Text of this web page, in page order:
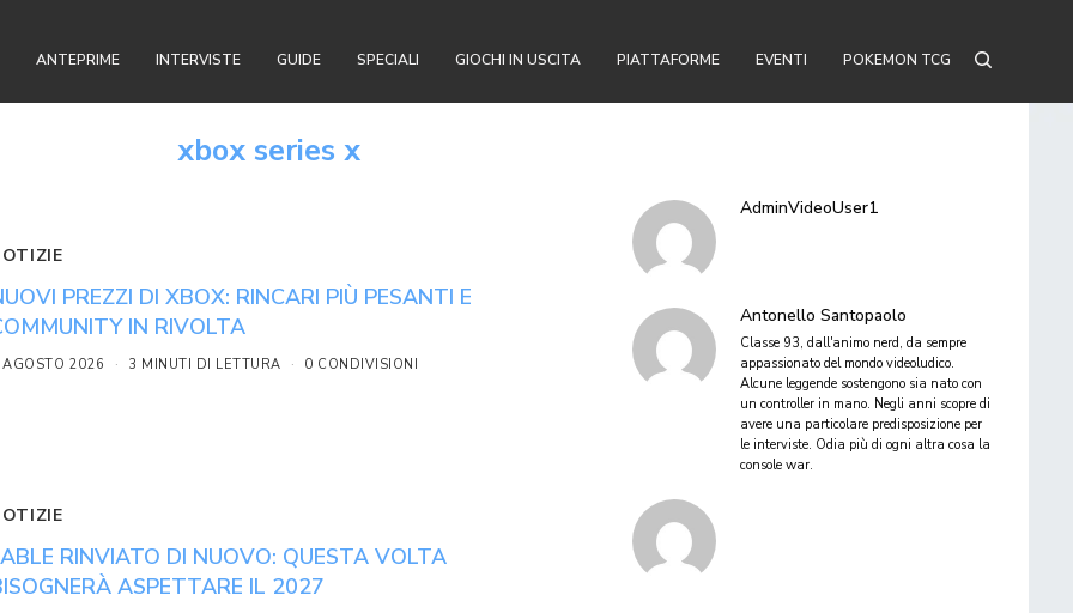
ANTEPRIME INTERVISTE GUIDE SPECIALI GIOCHI IN USCITA PIATTAFORME EVENTI POKEMON TCG
xbox series x
PREZZI DI XBOX: RINCARI PIÙ PESANTI E
IN RIVOLTA
2026 3 MINUTI DI LETTURA 0 CONDIVISIONI
RINVIATO DI NUOVO: QUESTA VOLTA
ASPETTARE IL 2027
AdminVideoUser1
Antonello Santopaolo
Classe 93, dall'animo nerd, da sempre
appassionato del mondo videoludico.
Alcune leggende sostengono sia nato con
un controller in mano. Negli anni scopre di
avere una particolare predisposizione per
le interviste. Odia più di ogni altra cosa la
console war.